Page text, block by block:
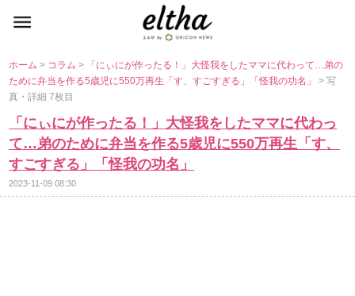
ホーム> コラム>
「にぃにが作ったる！」大怪我をしたママに代わって…弟の
ために弁当を作る5歳児に550万再生「す、すごすぎる」「怪我の功名」> 写
真・詳細 7枚目
「にぃにが作ったる！」大怪我をしたママに代わっ
て…弟のために弁当を作る5歳児に550万再生「す、
すごすぎる」「怪我の功名」
2023-11-09 08:30